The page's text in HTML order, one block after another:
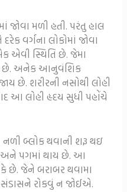
મળી હતી. પરંતુ હાલ
વર્ગના લોકોમાં જોવા
એવી સ્થિતિ છે. જેમા
છે. અનેક આનુવંશિક
છે. શરીરની નસોથી લોહી
આ લોહી હૃદય સુધી પહોંચે
બ્લોક થવાની શરૂ થઇ
પગમાં થાય છે. આ
છે. જેને બરાબર થવામા
રોકવું ન જોઈએ.